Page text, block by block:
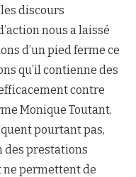
discours
nous a laissé
d’un pied ferme ce
qu’il contienne des
contre
Monique Toutant.
pourtant pas,
des prestations
ne permettent de